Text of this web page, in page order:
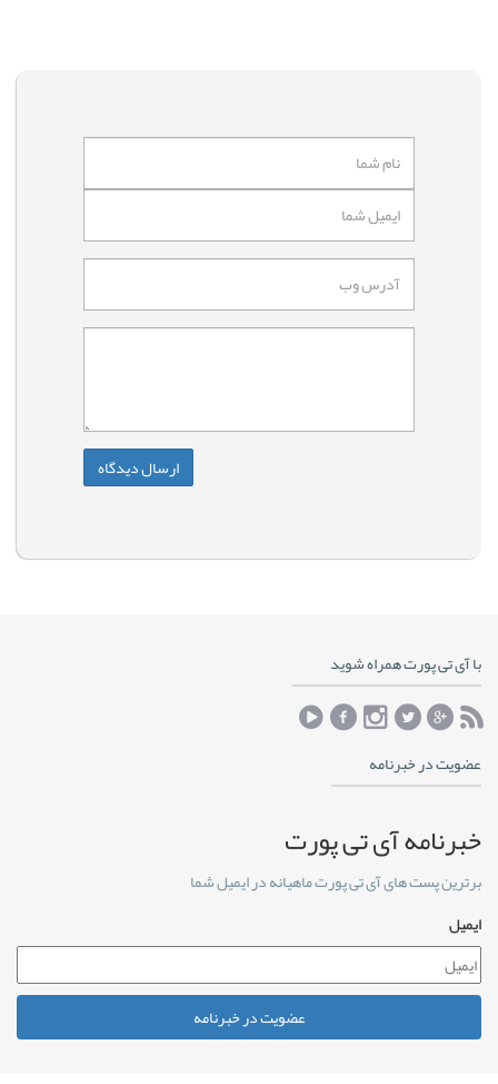
با آی تی پورت همراه شوید
عضویت در خبرنامه
خبرنامه آی تی پورت
برترین پست های آی تی پورت ماهیانه در ایمیل شما
ایمیل
عضویت در خبرنامه